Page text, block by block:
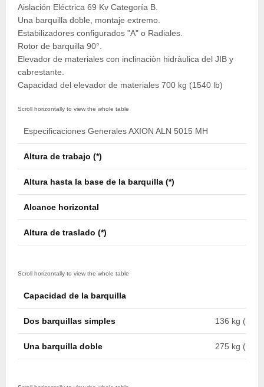
Aislación Eléctrica 69 Kv Categoría B.
Una barquilla doble, montaje extremo.
Estabilizadores configurados "A" o Radiales.
Rotor de barquilla 90°.
Elevador de materiales con inclinaciòn hidràulica del JIB y
cabrestante.
Capacidad del elevador de materiales 700 kg (1540 lb)
Especificaciones Generales AXION ALN 5015 MH
Altura de trabajo (*)
Altura hasta la base de la barquilla (*)
Alcance horizontal
Altura de traslado (*)
Capacidad de la barquilla
Dos barquillas simples 136 kg (300
Una barquilla doble 275 kg (600